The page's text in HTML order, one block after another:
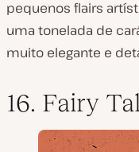
pequenos flairs
uma tonelada de
muito elegante e
16. Fairy